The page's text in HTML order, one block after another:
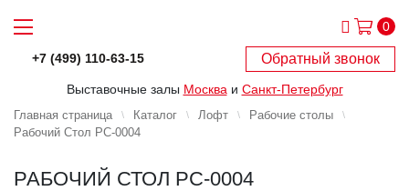
0
+7 (499) 110-63-15 Обратный звонок
Выставочные залы Москва и Санкт-Петербург
Главная страница Каталог Лофт
Рабочие столы
Рабочий Стол РС-0004
РАБОЧИЙ СТОЛ РС-0004